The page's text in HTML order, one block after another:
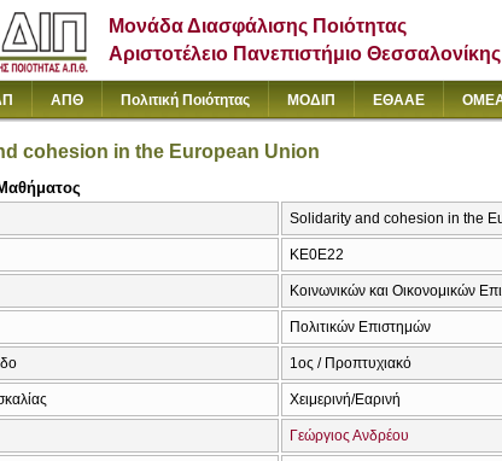
Μονάδα Διασφάλισης Ποιότητας
Αριστοτέλειο Πανεπιστήμιο Θεσσαλονίκης
ΑΠΘ Πολιτική Ποιότητας ΜΟΔΙΠ ΕΘΑΑΕ
cohesion in the European Union
Solidarity and cohesion in the
ΚΕ0Ε22
Κοινωνικών και Οικονομικών
Πολιτικών Επιστημών
1ος / Προπτυχιακό
Χειμερινή/Εαρινή
Γεώργιος Ανδρέου